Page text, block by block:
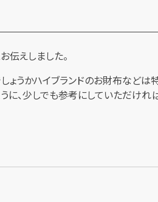
伝えしました。
ょうかハイブランドのお財布など
、少しでも参考にしていただけれ